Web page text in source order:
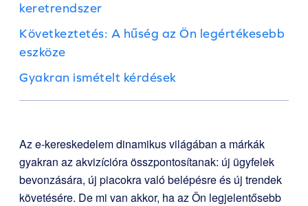
keretrendszer
Következtetés: A hűség az Ön legértékesebb
eszköze
Gyakran ismételt kérdések
Az e-kereskedelem dinamikus világában a márkák
gyakran az akvizícióra összpontosítanak: új ügyfelek
bevonzására, új piacokra való belépésre és új trendek
követésére. De mi van akkor, ha az Ön legjelentősebb